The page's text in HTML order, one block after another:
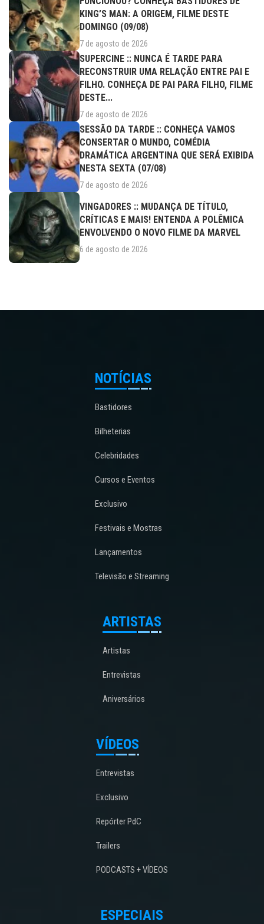
KING’S MAN: A ORIGEM, FILME DESTE
DOMINGO (09/08)
7 de agosto de 2026
SUPERCINE :: NUNCA É TARDE PARA
RECONSTRUIR UMA RELAÇÃO ENTRE PAI E
FILHO. CONHEÇA DE PAI PARA FILHO, FILME
DESTE...
7 de agosto de 2026
SESSÃO DA TARDE :: CONHEÇA VAMOS
CONSERTAR O MUNDO, COMÉDIA
DRAMÁTICA ARGENTINA QUE SERÁ EXIBIDA
NESTA SEXTA (07/08)
7 de agosto de 2026
VINGADORES :: MUDANÇA DE TÍTULO,
CRÍTICAS E MAIS! ENTENDA A POLÊMICA
ENVOLVENDO O NOVO FILME DA MARVEL
6 de agosto de 2026
NOTÍCIAS
Bastidores
Bilheterias
Celebridades
Cursos e Eventos
Exclusivo
Festivais e Mostras
Lançamentos
Televisão e Streaming
ARTISTAS
Artistas
Entrevistas
Aniversários
VÍDEOS
Entrevistas
Exclusivo
Repórter PdC
Trailers
PODCASTS + VÍDEOS
ESPECIAIS